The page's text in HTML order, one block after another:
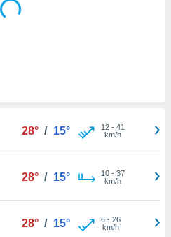
28° / 15° 12- 41
km/h
28° / 15° 10- 37
km/h
28° / 15° 6- 26
km/h